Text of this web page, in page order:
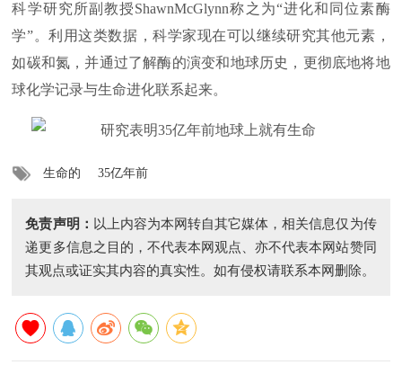
科学研究所副教授ShawnMcGlynn称之为“进化和同位素酶
学”。利用这类数据，科学家现在可以继续研究其他元素，
如碳和氮，并通过了解酶的演变和地球历史，更彻底地将地
球化学记录与生命进化联系起来。
生命的 35亿年前
免责声明： 以上内容为本网转自其它媒体，相关信息仅为传
递更多信息之目的，不代表本网观点、亦不代表本网站赞同
其观点或证实其内容的真实性。如有侵权请联系本网删除。